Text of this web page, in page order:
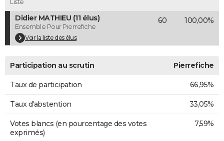
COPAINS D'AVANT
S'inscrire
Se connecter
Lycées
Collèges
Primaires
Universités
Entreprises
Service militaire
Avis de recherche
AVIS DE DÉCÈS
FORUM
Didier MATHIEU (11 élus)
Ensemble Pour Pierrefiche
Voir la liste des élus
60 100,00%
Participation au scrutin Pierrefiche
Taux de participation 66,95%
Taux d'abstention 33,05%
Votes blancs (en pourcentage des votes
exprimés)
7,59%